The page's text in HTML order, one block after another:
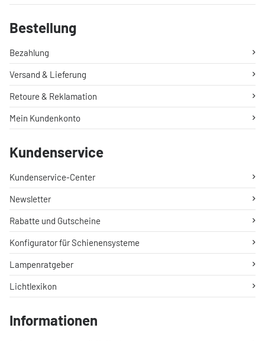
Bestellung
Bezahlung
Versand & Lieferung
Retoure & Reklamation
Mein Kundenkonto
Kundenservice
Kundenservice-Center
Newsletter
Rabatte und Gutscheine
Konfigurator für Schienensysteme
Lampenratgeber
Lichtlexikon
Informationen